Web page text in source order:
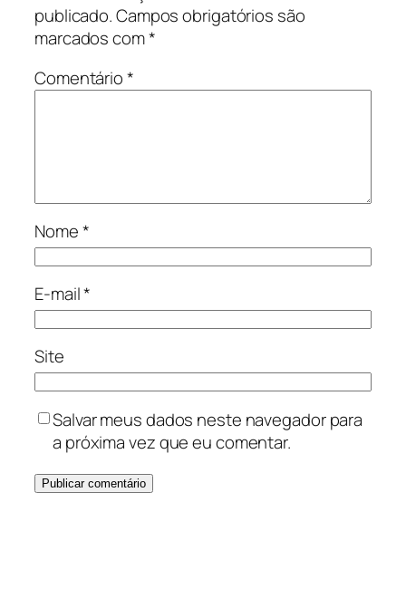
publicado.Campos obrigatórios são
marcados com*
Comentário*
Nome*
E-mail*
Site
Salvar meus dados neste navegador para
a próxima vez que eu comentar.